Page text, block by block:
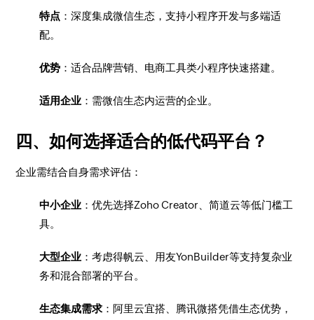
特点 ：深度集成微信生态，支持小程序开发与多端适
配。
优势 ：适合品牌营销、电商工具类小程序快速搭建。
适用企业 ：需微信生态内运营的企业。
四、如何选择适合的低代码平台？
企业需结合自身需求评估：
中小企业 ：优先选择Zoho Creator、简道云等低门槛工
具。
大型企业 ：考虑得帆云、用友YonBuilder等支持复杂业
务和混合部署的平台。
生态集成需求 ：阿里云宜搭、腾讯微搭凭借生态优势，